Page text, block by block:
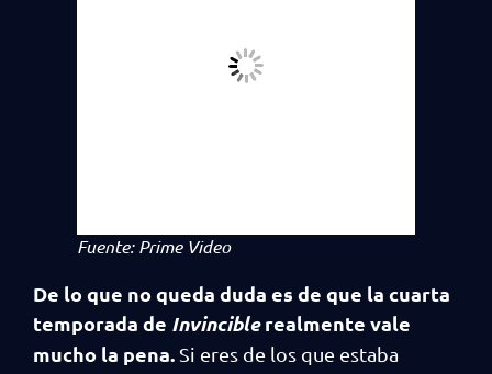
Fuente: Prime Video
De lo que no queda duda es de que la cuarta
temporada de Invinciblerealmente vale
mucho la pena. Si eres de los que estaba